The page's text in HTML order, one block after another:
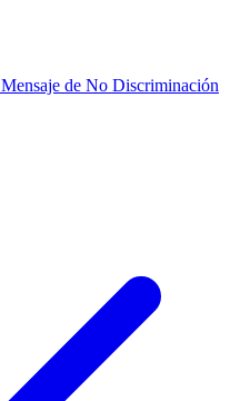
Mensaje de No Discriminación